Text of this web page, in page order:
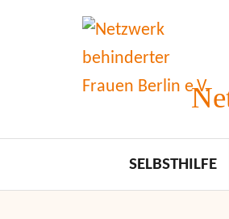
SELBSTHILFE